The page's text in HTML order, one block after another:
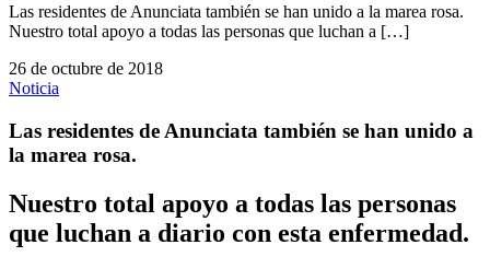
Las residentes de Anunciata también se han unido a la marea rosa.
Nuestro total apoyo a todas las personas que luchan a […]
26 de octubre de 2018
Noticia
Las residentes de Anunciata también se han unido a
la marea rosa.
Nuestro total apoyo a todas las personas
que luchan a diario con esta enfermedad.